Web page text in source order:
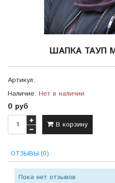
ШАПКА ТАУП
Артикул:
Наличие: Нет в наличии
0 руб
В корзину
ОТЗЫВЫ (0)
Пока нет отзывов